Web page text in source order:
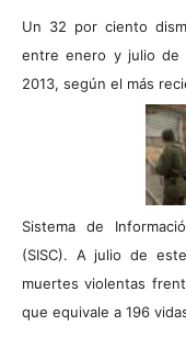
Un 32 por ciento
entre enero y julio de
2013, según el más
Sistema de
(SISC). A julio de
muertes violentas
que equivale a 196